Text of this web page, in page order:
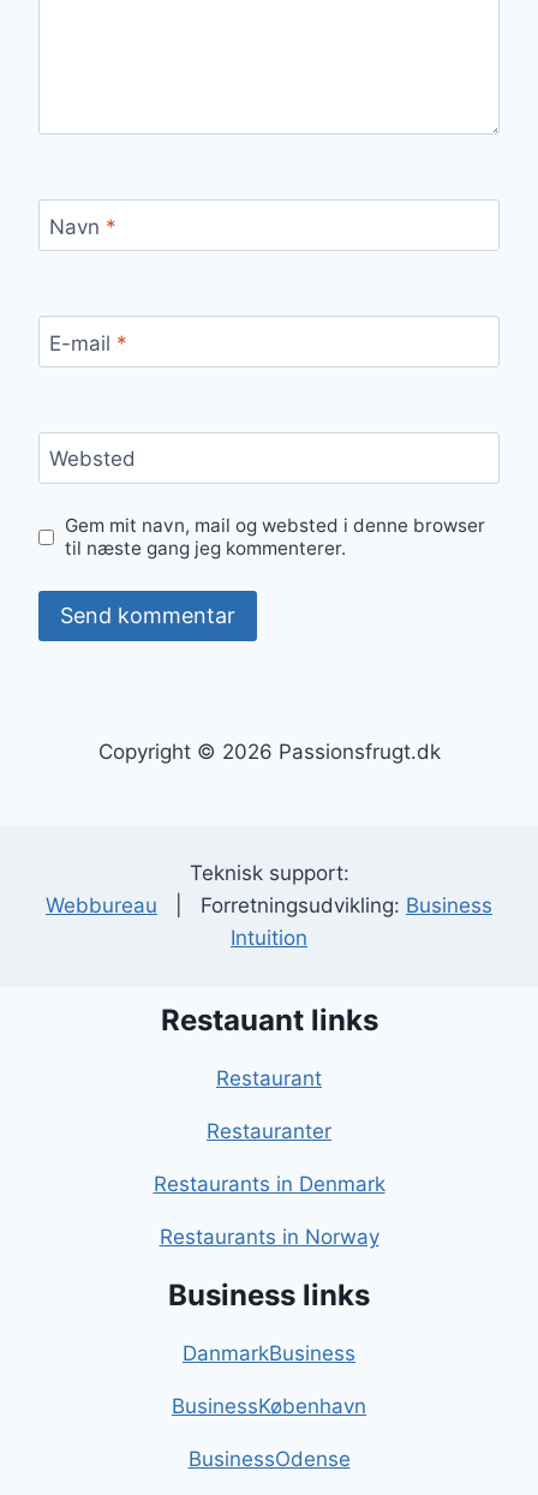
Navn *
E-mail *
Websted
Gem mit navn, mail og websted i denne browser
til næste gang jeg kommenterer.
Copyright © 2026 Passionsfrugt.dk
Teknisk support:
Webbureau | Forretningsudvikling: Business
Intuition
Restauant links
Restaurant
Restauranter
Restaurants in Denmark
Restaurants in Norway
Business links
DanmarkBusiness
BusinessKøbenhavn
BusinessOdense